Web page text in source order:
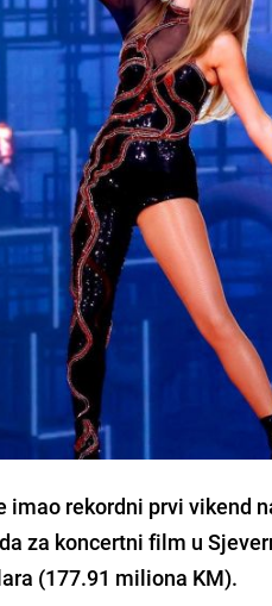
imao rekordni prvi vikend
za koncertni film u
(177.91 miliona KM).